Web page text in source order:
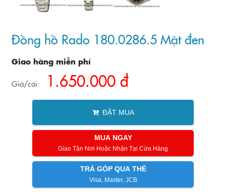
Đồng hồ Rado 180.0286.5 Mặt đen
Giao hàng miễn phí
Giá/cái: 1.650.000 đ
ĐẶT MUA
MUA NGAY
Giao Tận Nơi Hoặc Nhận Tại Cửa Hàng
TRẢ GÓP QUA THẺ
Visa, Master, JCB